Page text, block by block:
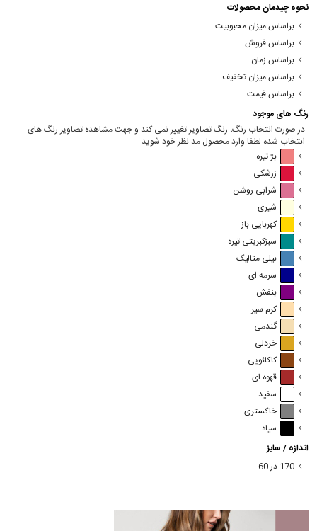
نحوه چیدمان محصولات
براساس میزان محبوبیت
براساس فروش
براساس زمان
براساس میزان تخفیف
براساس قیمت
رنگ های موجود
در صورت انتخاب رنگ، رنگ تصاویر تغییر نمی کند و جهت مشاهده تصاویر رنگ های
انتخاب شده لطفا وارد محصول مد نظر خود شوید.
بژ تیره
زرشکی
شرابی روشن
شیری
کهربایی باز
سبزکبریتی تیره
نیلی متالیک
سرمه ای
بنفش
کرم سیر
گندمی
خردلی
کاکائویی
قهوه ای
سفید
خاکستری
سیاه
اندازه / سایز
170 در 60